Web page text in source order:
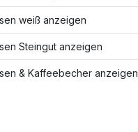
weiß anzeigen
Steingut anzeigen
& Kaffeebecher anzeigen